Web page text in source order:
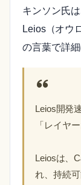
キンソン氏
Leios（オウ
の言葉で詳
Leios開発
「レイヤ
Leiosは、
れ、持続